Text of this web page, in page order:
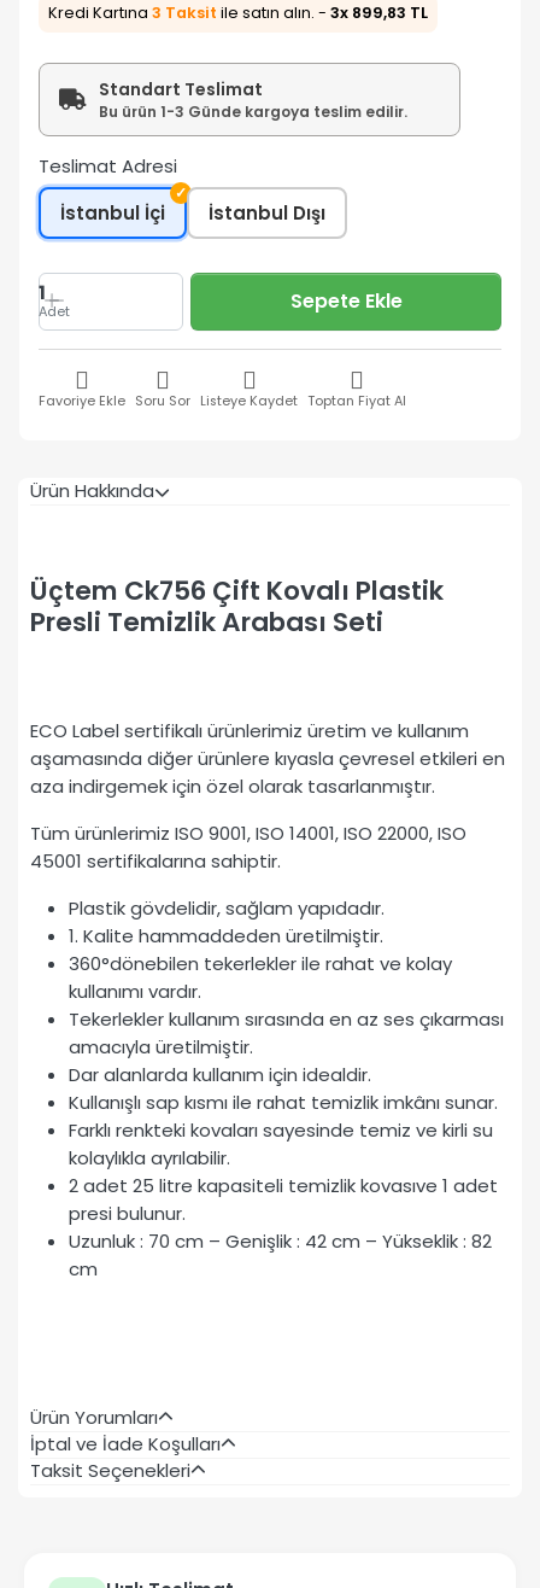
Kredi Kartına 3 Taksit ile satın alın. - 3x 899,83 TL
Standart Teslimat
Bu ürün 1-3 Günde kargoya teslim edilir.
Teslimat Adresi
İstanbul İçi
✓
İstanbul Dışı
1
Adet Sepete Ekle
Favoriye Ekle Soru Sor Listeye Kaydet Toptan Fiyat Al
Ürün Hakkında
Üçtem Ck756 Çift Kovalı Plastik
Presli Temizlik Arabası Seti
ECO Label sertifikalı ürünlerimiz üretim ve kullanım
aşamasında diğer ürünlere kıyasla çevresel etkileri en
aza indirgemek için özel olarak tasarlanmıştır.
Tüm ürünlerimiz ISO 9001, ISO 14001, ISO 22000, ISO
45001 sertifikalarına sahiptir.
Plastik gövdelidir, sağlam yapıdadır.
1. Kalite hammaddeden üretilmiştir.
360°dönebilen tekerlekler ile rahat ve kolay
kullanımı vardır.
Tekerlekler kullanım sırasında en az ses çıkarması
amacıyla üretilmiştir.
Dar alanlarda kullanım için idealdir.
Kullanışlı sap kısmı ile rahat temizlik imkânı sunar.
Farklı renkteki kovaları sayesinde temiz ve kirli su
kolaylıkla ayrılabilir.
2 adet 25 litre kapasiteli temizlik kovasıve 1 adet
presi bulunur.
Uzunluk : 70 cm – Genişlik : 42 cm – Yükseklik : 82
cm
Ürün Yorumları
İptal ve İade Koşulları
Taksit Seçenekleri